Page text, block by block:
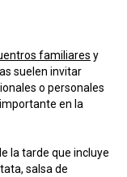
familiares y
suelen invitar
o personales
en la
la tarde que incluye
salsa de